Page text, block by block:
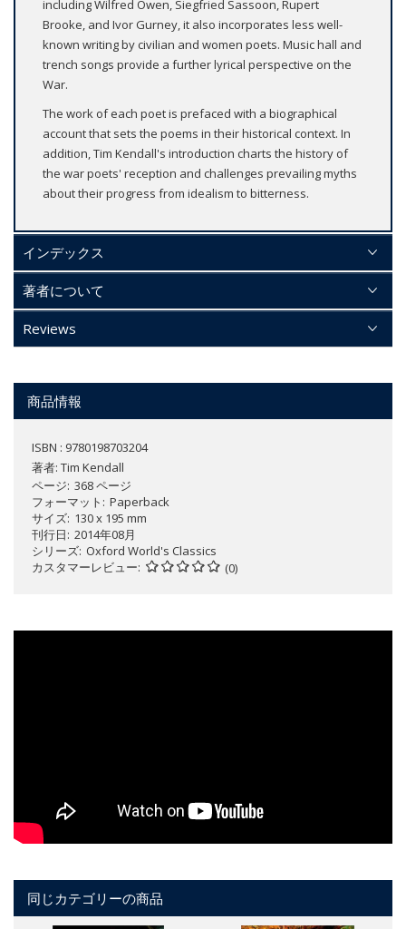
including Wilfred Owen, Siegfried Sassoon, Rupert
Brooke, and Ivor Gurney, it also incorporates less well-
known writing by civilian and women poets. Music hall and
trench songs provide a further lyrical perspective on the
War.
The work of each poet is prefaced with a biographical
account that sets the poems in their historical context. In
addition, Tim Kendall's introduction charts the history of
the war poets' reception and challenges prevailing myths
about their progress from idealism to bitterness.
インデックス
著者について
Reviews
商品情報
ISBN : 9780198703204
著者: Tim Kendall
ページ 368 ページ
フォーマット
Paperback
サイズ 130 x 195 mm
刊行日 2014年08月
シリーズ Oxford World's Classics
カスタマーレビュー
(0)
同じカテゴリーの商品